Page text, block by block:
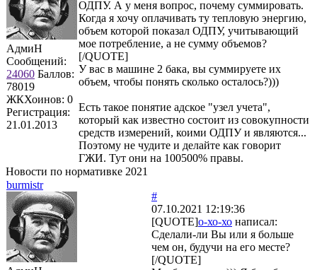
АдмиН
Сообщений:
24060 Баллов:
78019
ЖКХоинов: 0
Регистрация:
21.01.2013
ОДПУ. А у меня вопрос, почему суммировать.
Когда я хочу оплачивать ту тепловую энергию,
объем которой показал ОДПУ, учитывающий
мое потребление, а не сумму объемов?
[/QUOTE]
У вас в машине 2 бака, вы суммируете их
объем, чтобы понять сколько осталось?)))
Есть такое понятие адское "узел учета",
который как известно состоит из совокупности
средств измерений, коими ОДПУ и являются...
Поэтому не чудите и делайте как говорит
ГЖИ. Тут они на 100500% правы.
Новости по нормативке 2021
burmistr
#
07.10.2021 12:19:36
[QUOTE]о-хо-хо написал:
Сделали-ли Вы или я больше
чем он, будучи на его месте?
[/QUOTE]